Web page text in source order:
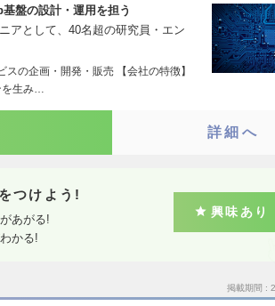
盤の設計・運用を担う
アとして、40名超の研究員・エン
スの企画・開発・販売 【会社の特徴】
生み…
詳細へ
つけよう!
あがる!
かる!
興味あり
掲載期間